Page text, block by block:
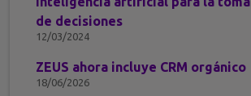
de decisiones
12/03/2024
ZEUS ahora incluye CRM orgánico
18/06/2026